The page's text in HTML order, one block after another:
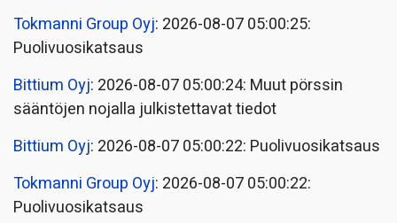
Tokmanni Group Oyj: 2026-08-07 05:00:25:
Puolivuosikatsaus
Bittium Oyj: 2026-08-07 05:00:24: Muut pörssin
sääntöjen nojalla julkistettavat tiedot
Bittium Oyj: 2026-08-07 05:00:22: Puolivuosikatsaus
Tokmanni Group Oyj: 2026-08-07 05:00:22:
Puolivuosikatsaus